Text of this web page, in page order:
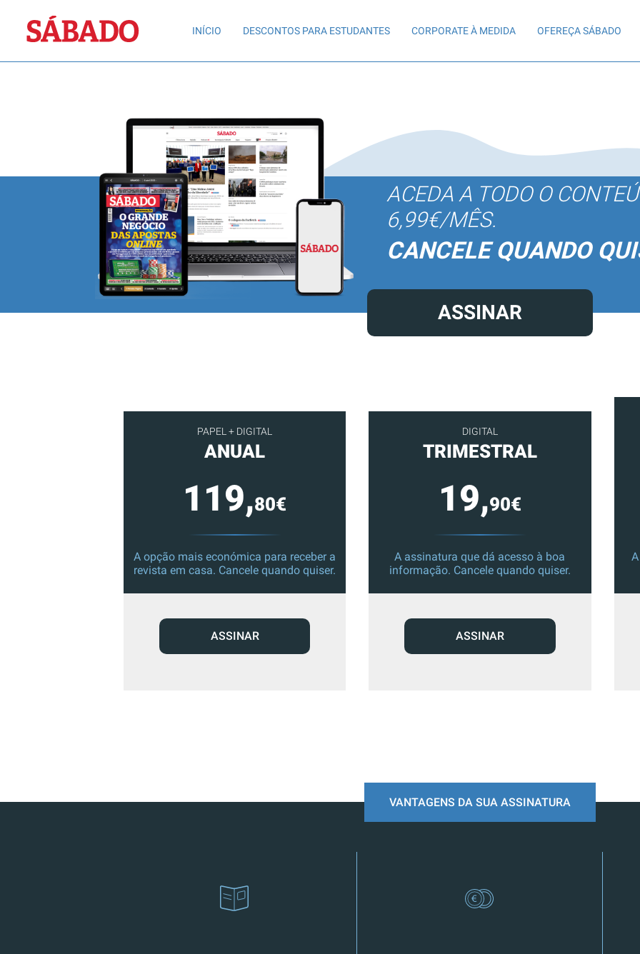
Sábado
INÍCIO DESCONTOS PARA ESTUDANTES CORPORATE À MEDIDA OFEREÇA SÁBADO
ACEDA A TODO O
6,99€/MÊS.
CANCELE QUANDO
ASSINAR
PAPEL + DIGITAL
ANUAL
119,80€
A opção mais económica para receber a
revista em casa. Cancele quando quiser.
ASSINAR
DIGITAL
TRIMESTRAL
19,90€
A assinatura que dá acesso à boa
informação. Cancele quando quiser.
ASSINAR
VANTAGENS DA SUA ASSINATURA